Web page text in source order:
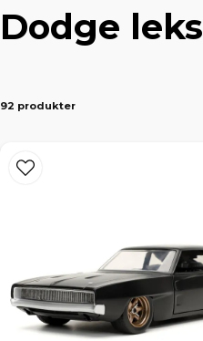
Dodge
92 produkter